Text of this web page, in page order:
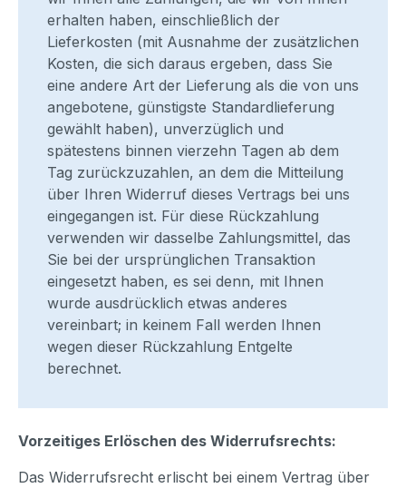
erhalten haben, einschließlich der
Lieferkosten (mit Ausnahme der zusätzlichen
Kosten, die sich daraus ergeben, dass Sie
eine andere Art der Lieferung als die von uns
angebotene, günstigste Standardlieferung
gewählt haben), unverzüglich und
spätestens binnen vierzehn Tagen ab dem
Tag zurückzuzahlen, an dem die Mitteilung
über Ihren Widerruf dieses Vertrags bei uns
eingegangen ist. Für diese Rückzahlung
verwenden wir dasselbe Zahlungsmittel, das
Sie bei der ursprünglichen Transaktion
eingesetzt haben, es sei denn, mit Ihnen
wurde ausdrücklich etwas anderes
vereinbart; in keinem Fall werden Ihnen
wegen dieser Rückzahlung Entgelte
berechnet.
Vorzeitiges Erlöschen des Widerrufsrechts:
Das Widerrufsrecht erlischt bei einem Vertrag über